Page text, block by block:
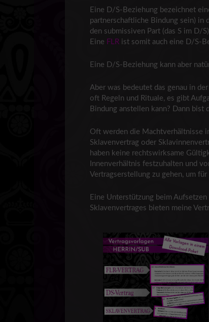
Eine D/S-Beziehung bezeichnet
partnerschaftliche Bindung sein) in
den submissiven Part (das S im D/
Eine FLR ist somit auch eine D/S-
Eine D/S-Beziehung kann aber
Aber was bedeutet das genau in
oft Regeln und Rituale, es gibt
Bindung anstellen kann? Dann
Oft werden die Machtverhältnisse
Sklavenvertrag oder
haben keine rechtswirksame
Innenverhältnis festzuhalten und
Vertragserstellung zu gehen, um
Eine Unterstützung beim
Sklavenvertrages bieten meine